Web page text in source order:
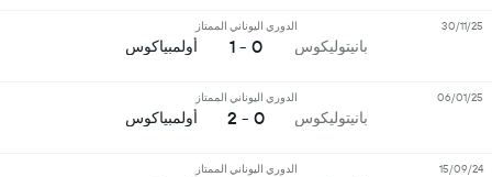
بانيتوليكوس
الدوري اليوناني الممتاز
0 - 1 أولمبياكوس
30/11/25
بانيتوليكوس
الدوري اليوناني الممتاز
0 - 2 أولمبياكوس
06/01/25
الدوري اليوناني الممتاز 15/09/24